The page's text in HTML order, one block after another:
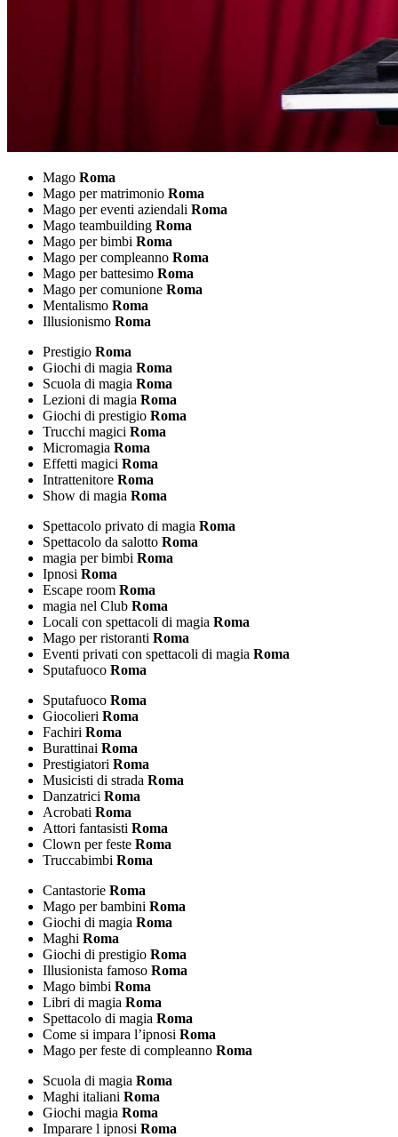
Mago Roma
Mago per matrimonio Roma
Mago per eventi aziendali Roma
Mago teambuilding Roma
Mago per bimbi Roma
Mago per compleanno Roma
Mago per battesimo Roma
Mago per comunione Roma
Mentalismo Roma
Illusionismo Roma
Prestigio Roma
Giochi di magia Roma
Scuola di magia Roma
Lezioni di magia Roma
Giochi di prestigio Roma
Trucchi magici Roma
Micromagia Roma
Effetti magici Roma
Intrattenitore Roma
Show di magia Roma
Spettacolo privato di magia Roma
Spettacolo da salotto Roma
magia per bimbi Roma
Ipnosi Roma
Escape room Roma
magia nel Club Roma
Locali con spettacoli di magia Roma
Mago per ristoranti Roma
Eventi privati con spettacoli di magia Roma
Sputafuoco Roma
Sputafuoco Roma
Giocolieri Roma
Fachiri Roma
Burattinai Roma
Prestigiatori Roma
Musicisti di strada Roma
Danzatrici Roma
Acrobati Roma
Attori fantasisti Roma
Clown per feste Roma
Truccabimbi Roma
Cantastorie Roma
Mago per bambini Roma
Giochi di magia Roma
Maghi Roma
Giochi di prestigio Roma
Illusionista famoso Roma
Mago bimbi Roma
Libri di magia Roma
Spettacolo di magia Roma
Come si impara l’ipnosi Roma
Mago per feste di compleanno Roma
Scuola di magia Roma
Maghi italiani Roma
Giochi magia Roma
Imparare l ipnosi Roma